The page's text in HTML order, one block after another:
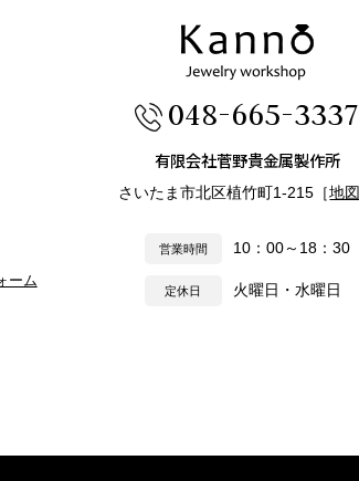
ーム
048-665-3337
有限会社菅野貴金属製作所
さいたま市北区植竹町1-215［地図
営業時間 10：00～18：30
定休日 火曜日・水曜日